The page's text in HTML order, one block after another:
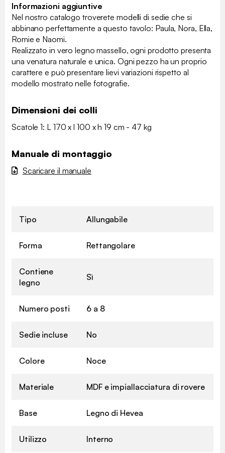
Informazioni aggiuntive
Nel nostro catalogo troverete modelli di sedie che si
abbinano perfettamente a questo tavolo: Paula, Nora, Ella,
Romie e Naomi.
Realizzato in vero legno massello, ogni prodotto presenta
una venatura naturale e unica. Ogni pezzo ha un proprio
carattere e può presentare lievi variazioni rispetto al
modello mostrato nelle fotografie.
Dimensioni dei colli
Scatole 1: L 170 x l 100 x h 19 cm - 47 kg
Manuale di montaggio
Scaricare il manuale
Tipo Allungabile
Forma Rettangolare
Contiene
legno
Sì
Numero posti 6 a 8
Sedie incluse No
Colore Noce
Materiale MDF e impiallacciatura di rovere
Base Legno di Hevea
Utilizzo Interno